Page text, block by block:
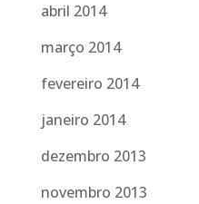
abril 2014
março 2014
fevereiro 2014
janeiro 2014
dezembro 2013
novembro 2013